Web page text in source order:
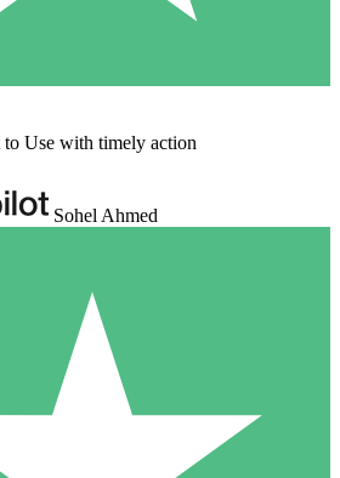
Use with timely action
Sohel Ahmed